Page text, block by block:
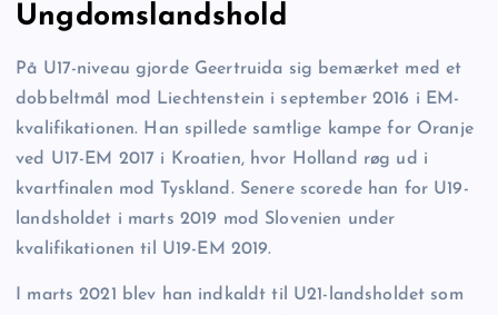
Ungdomslandshold
På U17-niveau gjorde Geertruida sig bemærket med et
dobbeltmål mod Liechtenstein i september 2016 i EM-
kvalifikationen. Han spillede samtlige kampe for Oranje
ved U17-EM 2017 i Kroatien, hvor Holland røg ud i
kvartfinalen mod Tyskland. Senere scorede han for U19-
landsholdet i marts 2019 mod Slovenien under
kvalifikationen til U19-EM 2019.
I marts 2021 blev han indkaldt til U21-landsholdet som